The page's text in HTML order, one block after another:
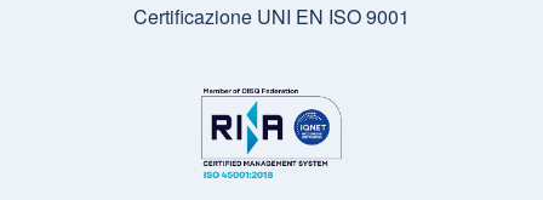
Certificazione UNI EN ISO 9001